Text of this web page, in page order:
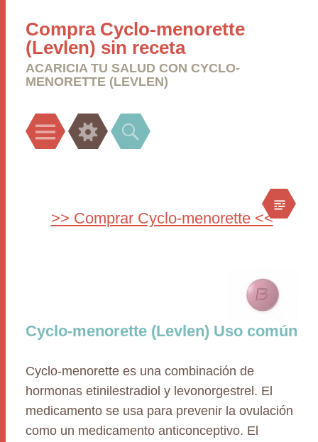
Compra Cyclo-menorette
(Levlen) sin receta
ACARICIA TU SALUD CON CYCLO-
MENORETTE (LEVLEN)
Menu Widgets Search
>> Comprar Cyclo-menorette <<
Cyclo-menorette (Levlen) Uso común
Cyclo-menorette es una combinación de
hormonas etinilestradiol y levonorgestrel. El
medicamento se usa para prevenir la ovulación
como un medicamento anticonceptivo. El